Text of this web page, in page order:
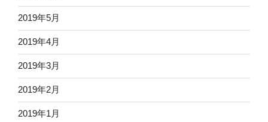
2019年5月
2019年4月
2019年3月
2019年2月
2019年1月